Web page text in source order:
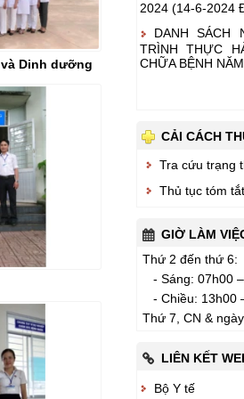
Dinh dưỡng
2024 (14-6-2024
DANH SÁCH
TRÌNH THỰC
CHỮA BỆNH
CẢI CÁCH
Tra cứu trạng
Thủ tục tóm
GIỜ LÀM
Thứ 2 đến thứ 6:
- Sáng: 07h00
- Chiều: 13h00
Thứ 7, CN &
LIÊN KẾT
Bộ Y tế